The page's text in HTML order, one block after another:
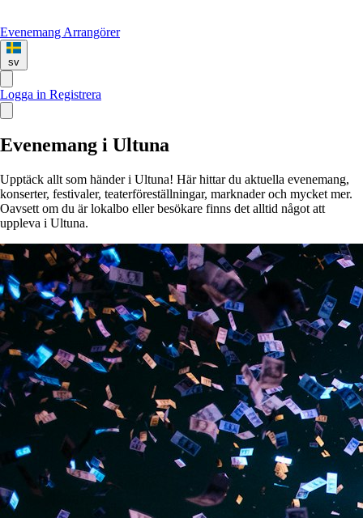
Evenemang Arrangörer
sv
Logga in Registrera
Evenemang i Ultuna
Upptäck allt som händer i Ultuna! Här hittar du aktuella evenemang,
konserter, festivaler, teaterföreställningar, marknader och mycket mer.
Oavsett om du är lokalbo eller besökare finns det alltid något att
uppleva i Ultuna.